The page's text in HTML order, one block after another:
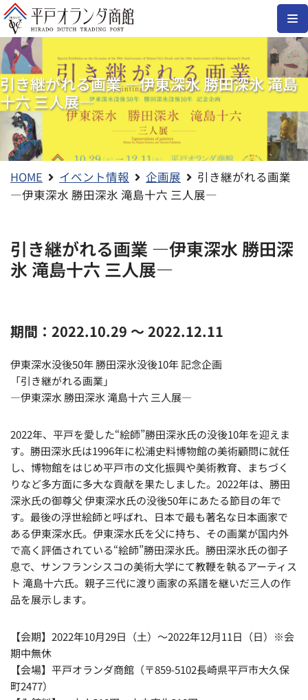
コ
ン
テ
ン
ツ
へ
ス
キ
プ
引き継がれる画業 ―伊東深水 勝田深氷 滝島
十六 三人展―
HOME イベント情報 企画展
引き継がれる画業
―伊東深水 勝田深氷 滝島十六 三人展―
引き継がれる画業 ―伊東深水 勝田深
氷 滝島十六 三人展―
期間：2022.10.29 ～ 2022.12.11
伊東深水没後50年 勝田深氷没後10年 記念企画
「引き継がれる画業」
―伊東深水 勝田深氷 滝島十六 三人展―
2022年、平戸を愛した“絵師”勝田深氷氏の没後10年を迎えま
す。勝田深氷氏は1996年に松浦史料博物館の美術顧問に就任
し、博物館をはじめ平戸市の文化振興や美術教育、まちづく
りなど多方面に多大な貢献を果たしました。2022年は、勝田
深氷氏の御尊父 伊東深水氏の没後50年にあたる節目の年で
す。最後の浮世絵師と呼ばれ、日本で最も著名な日本画家で
ある伊東深水氏。伊東深水氏を父に持ち、その画業が国内外
で高く評価されている“絵師”勝田深氷氏。勝田深氷氏の御子
息で、サンフランシスコの美術大学にて教鞭を執るアーティス
ト 滝島十六氏。親子三代に渡り画家の系譜を継いだ三人の作
品を展示します。
【会期】2022年10月29日（土）～2022年12月11日（日）※会
期中無休
【会場】平戸オランダ商館（〒859-5102長崎県平戸市大久保
町2477）